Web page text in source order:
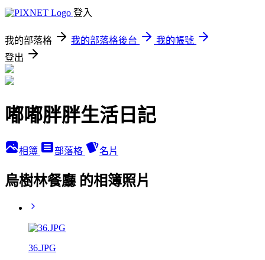
登入
我的部落格 我的部落格後台
我的帳號
登出
嘟嘟胖胖生活日記
相簿 部落格 名片
烏樹林餐廳 的相簿照片
36.JPG